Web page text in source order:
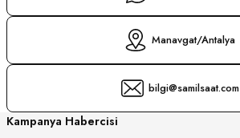
Manavgat/Antalya
bilgi@samilsaat.com
Kampanya Habercisi